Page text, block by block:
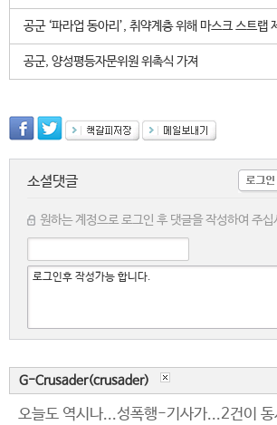
공군 ‘파라업 동아리’, 취약계층 위해 마스크 스트랩
공군, 양성평등자문위원 위촉식 가져
소셜댓글
원하는 계정으로 로그인 후 댓글을 작성하여 주십
G-Crusader(crusader)
오늘도 역시나...성폭행-기사가...2건이 동